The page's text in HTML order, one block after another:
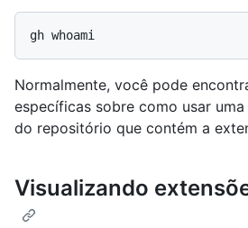
Normalmente, você pode
específicas sobre como usar uma
do repositório que contém a
Visualizando